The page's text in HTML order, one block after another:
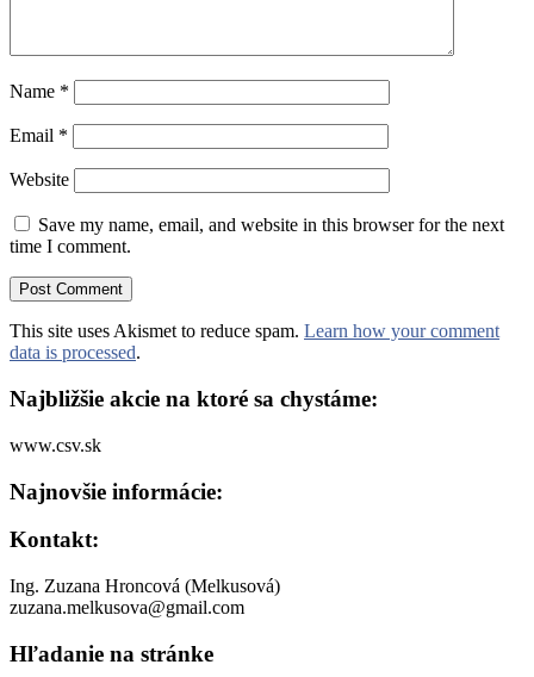
Name *
Email *
Website
Save my name, email, and website in this browser for the next
time I comment.
This site uses Akismet to reduce spam. Learn how your comment
data is processed.
Najbližšie akcie na ktoré sa chystáme:
www.csv.sk
Najnovšie informácie:
Kontakt:
Ing. Zuzana Hroncová (Melkusová)
zuzana.melkusova@gmail.com
Hľadanie na stránke